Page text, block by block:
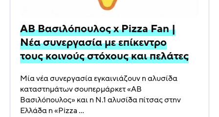
ΑΒ Βασιλόπουλος x Pizza Fan |
Νέα συνεργασία με επίκεντρο
τους κοινούς στόχους και πελάτες
Μία νέα συνεργασία εγκαινιάζουν η αλυσίδα
καταστημάτων σουπερμάρκετ «ΑΒ
Βασιλόπουλος» και η N.1 αλυσίδα πίτσας στην
Ελλάδα η «Pizza ...